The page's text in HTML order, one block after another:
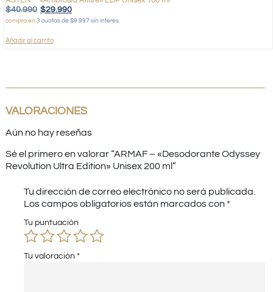
$40.990 $29.990
compra en 3 cuotas de $9.997 sin interés
Añadir al carrito
VALORACIONES
Aún no hay reseñas
Sé el primero en valorar “ARMAF – «Desodorante Odyssey
Revolution Ultra Edition» Unisex 200 ml”
Tu dirección de correo electrónico no será publicada.
Los campos obligatorios están marcados con *
Tu puntuación
Tu valoración *